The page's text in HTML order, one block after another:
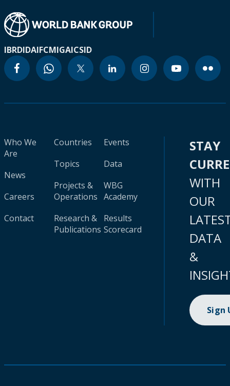
IBRDIDAIFCMIGAICSID
Who We
Are
News
Careers
Contact
Countries
Topics
Projects &
Operations
Research &
Publications
Events
Data
WBG
Academy
Results
Scorecard
STAY
WITH
OUR
DATA
&
Sign